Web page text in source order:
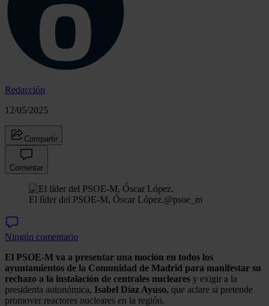
Redacción
12/05/2025
Compartir
Comentar
El líder del PSOE-M, Óscar López.@psoe_m
Ningún comentario
El PSOE-M va a presentar una moción en todos los
ayuntamientos de la Comunidad de Madrid para manifestar su
rechazo a la instalación de centrales nucleares y exigir a la
presidenta autonómica, Isabel Díaz Ayuso, que aclare si pretende
promover reactores nucleares en la región.